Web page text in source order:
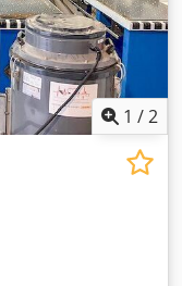
1 /2